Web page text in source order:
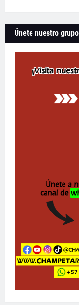
Únete nuestro grupo